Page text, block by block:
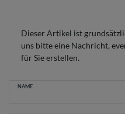
Dieser Artikel ist
uns bitte eine Nachricht,
für Sie erstellen.
NAME